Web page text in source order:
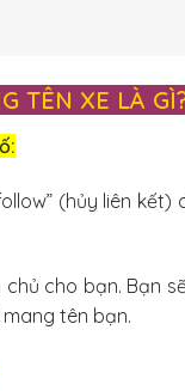
TÊN XE LÀ
(hủy liên
chủ cho bạn. Bạn
tên bạn.